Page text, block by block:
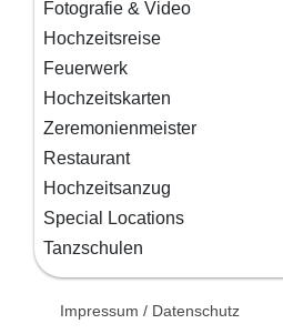
Fotografie & Video
Hochzeitsreise
Feuerwerk
Hochzeitskarten
Zeremonienmeister
Restaurant
Hochzeitsanzug
Special Locations
Tanzschulen
Impressum / Datenschutz